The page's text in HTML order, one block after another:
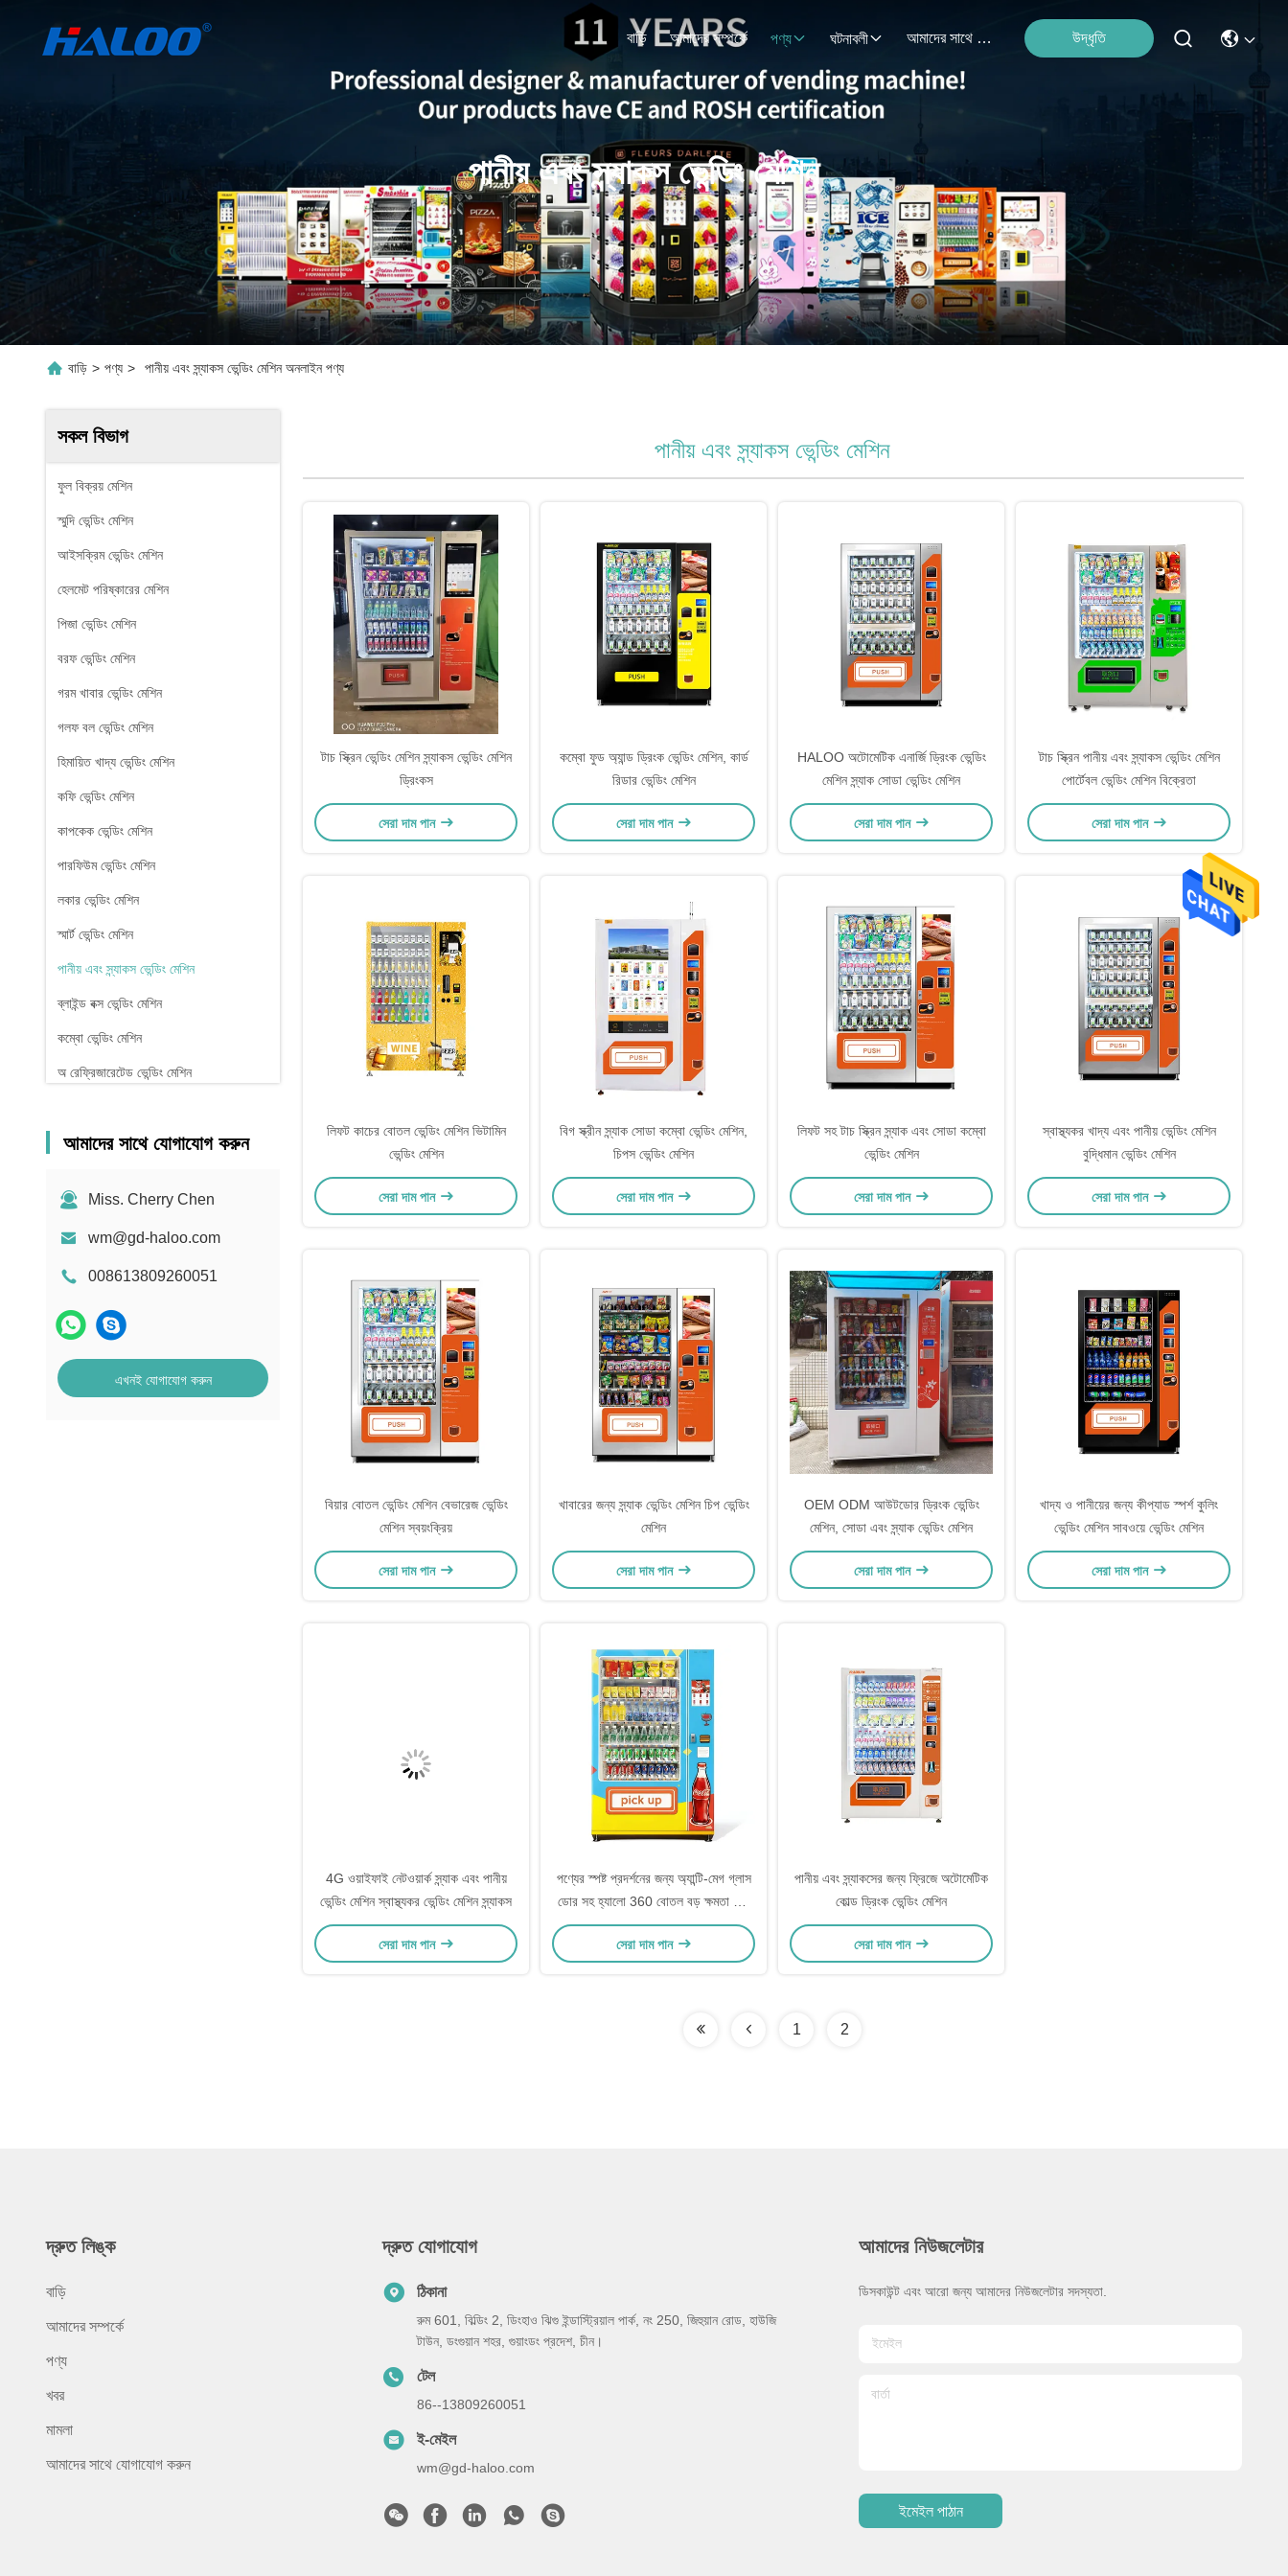
বাড়ি আমাদের সম্পর্কে পণ্য ঘটনাবলী আমাদের সাথে যোগাযোগ করুন উদ্ধৃতি
পানীয় এবং স্ন্যাকস ভেন্ডিং মেশিন
বাড়ি > পণ্য > পানীয় এবং স্ন্যাকস ভেন্ডিং মেশিন অনলাইন পণ্য
সকল বিভাগ
ফুল বিক্রয় মেশিন
স্মুদি ভেন্ডিং মেশিন
আইসক্রিম ভেন্ডিং মেশিন
হেলমেট পরিষ্কারের মেশিন
পিজা ভেন্ডিং মেশিন
বরফ ভেন্ডিং মেশিন
গরম খাবার ভেন্ডিং মেশিন
গলফ বল ভেন্ডিং মেশিন
হিমায়িত খাদ্য ভেন্ডিং মেশিন
কফি ভেন্ডিং মেশিন
কাপকেক ভেন্ডিং মেশিন
পারফিউম ভেন্ডিং মেশিন
লকার ভেন্ডিং মেশিন
স্মার্ট ভেন্ডিং মেশিন
পানীয় এবং স্ন্যাকস ভেন্ডিং মেশিন
ব্লাইন্ড বক্স ভেন্ডিং মেশিন
কম্বো ভেন্ডিং মেশিন
অ রেফ্রিজারেটেড ভেন্ডিং মেশিন
তরল ডিটারজেন্ট ভেন্ডিং মেশিন
সেক্স টয় ভেন্ডিং মেশিন
নখ বিক্রয় মেশিন
প্রোটিন পাউডার ভেন্ডিং মেশিন
আমাদের সাথে যোগাযোগ করুন
Miss. Cherry Chen
wm@gd-haloo.com
008613809260051
এখনই যোগাযোগ করুন
পানীয় এবং স্ন্যাকস ভেন্ডিং মেশিন
টাচ স্ক্রিন ভেন্ডিং মেশিন স্ন্যাকস ভেন্ডিং মেশিন
ড্রিংকস
সেরা দাম পান
কম্বো ফুড অ্যান্ড ড্রিংক ভেন্ডিং মেশিন, কার্ড
রিডার ভেন্ডিং মেশিন
সেরা দাম পান
HALOO অটোমেটিক এনার্জি ড্রিংক ভেন্ডিং
মেশিন স্ন্যাক সোডা ভেন্ডিং মেশিন
সেরা দাম পান
টাচ স্ক্রিন পানীয় এবং স্ন্যাকস ভেন্ডিং মেশিন
পোর্টেবল ভেন্ডিং মেশিন বিক্রেতা
সেরা দাম পান
লিফট কাচের বোতল ভেন্ডিং মেশিন ভিটামিন
ভেন্ডিং মেশিন
সেরা দাম পান
বিগ স্ক্রীন স্ন্যাক সোডা কম্বো ভেন্ডিং মেশিন,
চিপস ভেন্ডিং মেশিন
সেরা দাম পান
লিফট সহ টাচ স্ক্রিন স্ন্যাক এবং সোডা কম্বো
ভেন্ডিং মেশিন
সেরা দাম পান
স্বাস্থ্যকর খাদ্য এবং পানীয় ভেন্ডিং মেশিন
বুদ্ধিমান ভেন্ডিং মেশিন
সেরা দাম পান
বিয়ার বোতল ভেন্ডিং মেশিন বেভারেজ ভেন্ডিং
মেশিন স্বয়ংক্রিয়
সেরা দাম পান
খাবারের জন্য স্ন্যাক ভেন্ডিং মেশিন চিপ ভেন্ডিং
মেশিন
সেরা দাম পান
OEM ODM আউটডোর ড্রিংক ভেন্ডিং
মেশিন, সোডা এবং স্ন্যাক ভেন্ডিং মেশিন
সেরা দাম পান
খাদ্য ও পানীয়ের জন্য কীপ্যাড স্পর্শ কুলিং
ভেন্ডিং মেশিন সাবওয়ে ভেন্ডিং মেশিন
সেরা দাম পান
4G ওয়াইফাই নেটওয়ার্ক স্ন্যাক এবং পানীয়
ভেন্ডিং মেশিন স্বাস্থ্যকর ভেন্ডিং মেশিন স্ন্যাকস
সেরা দাম পান
পণ্যের স্পষ্ট প্রদর্শনের জন্য অ্যান্টি-মেগ গ্লাস
ডোর সহ হ্যালো 360 বোতল বড় ক্ষমতা স্মার্ট
স্ন্যাক এবং পানীয় ভেন্ডিং মেশিন
সেরা দাম পান
পানীয় এবং স্ন্যাকসের জন্য ফ্রিজে অটোমেটিক
কোল্ড ড্রিংক ভেন্ডিং মেশিন
সেরা দাম পান
1 2
দ্রুত লিঙ্ক
বাড়ি
আমাদের সম্পর্কে
পণ্য
খবর
মামলা
আমাদের সাথে যোগাযোগ করুন
দ্রুত যোগাযোগ
ঠিকানা
রুম 601, বিল্ডিং 2, ডিংহাও ঝিগু ইন্ডাস্ট্রিয়াল পার্ক, নং 250, জিহুয়ান রোড, হাউজি
টাউন, ডংগুয়ান শহর, গুয়াংডং প্রদেশ, চীন।
টেল
86--13809260051
ই-মেইল
wm@gd-haloo.com
আমাদের নিউজলেটার
ডিসকাউন্ট এবং আরো জন্য আমাদের নিউজলেটার সদস্যতা.
ইমেইল পাঠান